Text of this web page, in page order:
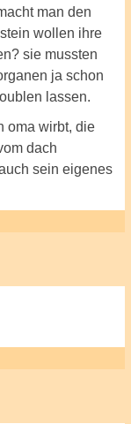
man den
wollen ihre
sie mussten
ja schon
lassen.
oma wirbt, die
dach
sein eigenes